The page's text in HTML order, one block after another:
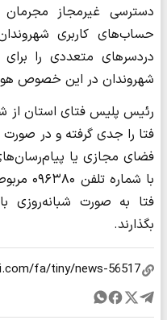
دسترسی غیرمجاز
حساب‌های کاربری
دردسر‌های متعددی را
شهروندان در این خصوص
رئیس پلیس فتای استان از
فتا را جدی گرفته و در صورت
فضای مجازی یا
با
فتا به صورت شبانه‌روزی
بگذارند.